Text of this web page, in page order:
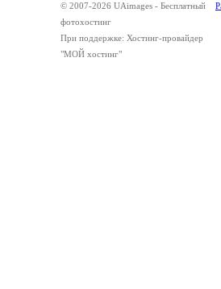
© 2007-2026 UAimages - Бесплатный
фотохостинг
При поддержке: Хостинг-провайдер
"МОЙ хостинг"